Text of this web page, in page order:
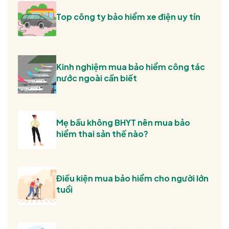
Top công ty bảo hiểm xe điện uy tín
Kinh nghiệm mua bảo hiểm công tác
nước ngoài cần biết
Mẹ bầu không BHYT nên mua bảo
hiểm thai sản thế nào?
Điều kiện mua bảo hiểm cho người lớn
tuổi